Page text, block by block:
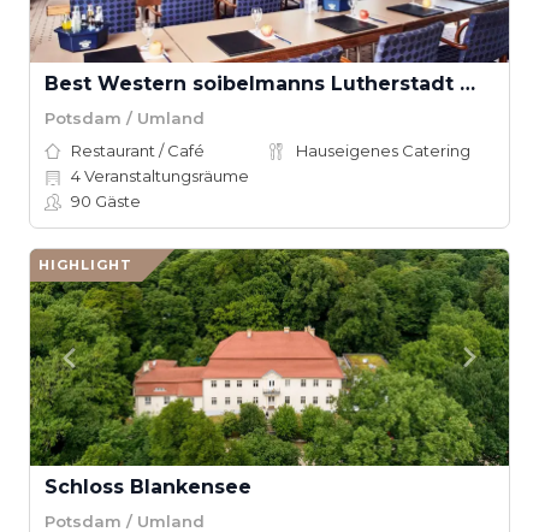
Best Western soibelmanns Lutherstadt Wittenberg
Potsdam / Umland
Restaurant / Café
Hauseigenes Catering
4Veranstaltungsräume
90 Gäste
HIGHLIGHT
Schloss Blankensee
Potsdam / Umland